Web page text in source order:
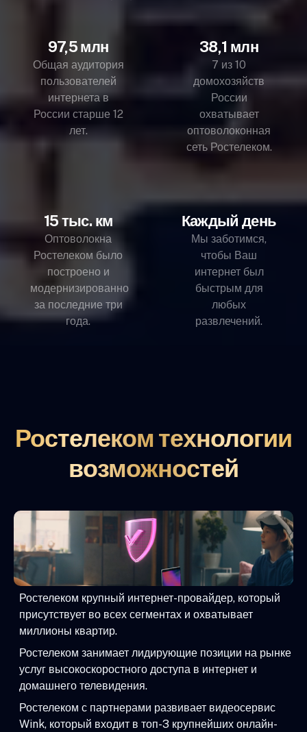
97,5 млн
Общая аудитория
пользователей
интернета в
России старше 12
лет.
38,1 млн
7 из 10
домохозяйств
России
охватывает
оптоволоконная
сеть Ростелеком.
15 тыс. км
Оптоволокна
Ростелеком было
построено и
модернизированно
за последние три
года.
Каждый день
Мы заботимся,
чтобы Ваш
интернет был
быстрым для
любых
развлечений.
Ростелеком технологии
возможностей
Ростелеком крупный интернет-провайдер, который
присутствует во всех сегментах и охватывает
миллионы квартир.
Ростелеком занимает лидирующие позиции на рынке
услуг высокоскоростного доступа в интернет и
домашнего телевидения.
Ростелеком с партнерами развивает видеосервис
Wink, который входит в топ-3 крупнейших онлайн-